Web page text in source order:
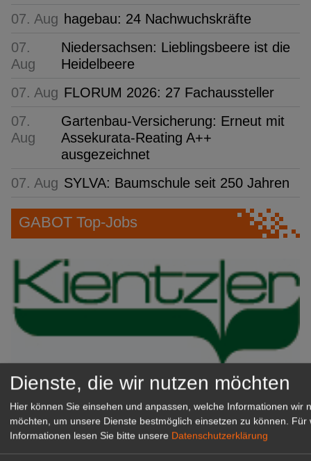
07. Aug hagebau: 24 Nachwuchskräfte
07.
Aug
Niedersachsen: Lieblingsbeere ist die
Heidelbeere
07. Aug FLORUM 2026: 27 Fachaussteller
07.
Aug
Gartenbau-Versicherung: Erneut mit
Assekurata-Reating A++
ausgezeichnet
07. Aug SYLVA: Baumschule seit 250 Jahren
GABOT Top-Jobs
Kientzler Jungpflanzen GmbH
& Co KG
Gärtner im Zierpflanzenbau
(Geselle/Meister/Techniker)
Dienste, die wir nutzen möchten
Hier können Sie einsehen und anpassen, welche Informationen wir
möchten, um unsere Dienste bestmöglich einsetzen zu können. Für
Informationen lesen Sie bitte unsere Datenschutzerklärung